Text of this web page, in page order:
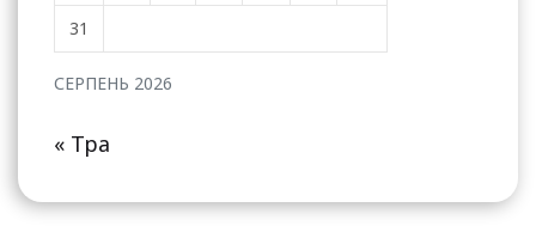
СЕРПЕНЬ 2026
31
« Тра